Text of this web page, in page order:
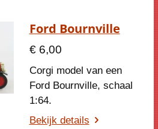
Ford Bournville
€ 6,00
Corgi model van een
Ford Bournville, schaal
1:64.
Bekijk details